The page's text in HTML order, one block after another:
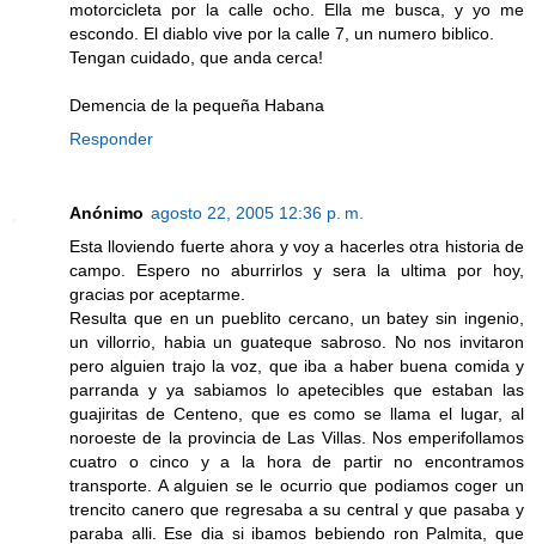
motorcicleta por la calle ocho. Ella me busca, y yo me
escondo. El diablo vive por la calle 7, un numero biblico.
Tengan cuidado, que anda cerca!
Demencia de la pequeña Habana
Responder
Anónimo agosto 22, 2005 12:36 p. m.
Esta lloviendo fuerte ahora y voy a hacerles otra historia de
campo. Espero no aburrirlos y sera la ultima por hoy,
gracias por aceptarme.
Resulta que en un pueblito cercano, un batey sin ingenio,
un villorrio, habia un guateque sabroso. No nos invitaron
pero alguien trajo la voz, que iba a haber buena comida y
parranda y ya sabiamos lo apetecibles que estaban las
guajiritas de Centeno, que es como se llama el lugar, al
noroeste de la provincia de Las Villas. Nos emperifollamos
cuatro o cinco y a la hora de partir no encontramos
transporte. A alguien se le ocurrio que podiamos coger un
trencito canero que regresaba a su central y que pasaba y
paraba alli. Ese dia si ibamos bebiendo ron Palmita, que